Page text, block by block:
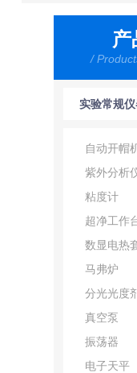
产
/
实验常规
自动开帽
紫外分析
粘度计
超净工作
数显电热
马弗炉
分光光度
真空泵
振荡器
电子天平